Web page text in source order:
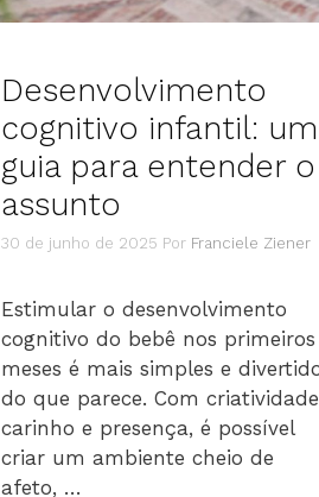
Desenvolvimento
cognitivo infantil: um
guia para entender o
assunto
30 de junho de 2025 Por Franciele Ziener
Estimular o desenvolvimento
cognitivo do bebê nos primeiros
meses é mais simples e
do que parece. Com
carinho e presença, é possível
criar um ambiente cheio de
afeto, …